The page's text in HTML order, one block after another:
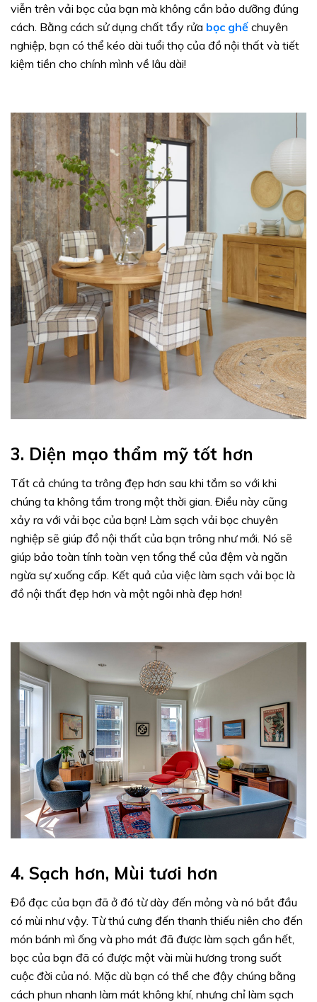
viễn trên vải bọc của bạn mà không cần bảo dưỡng đúng
cách. Bằng cách sử dụng chất tẩy rửa bọc ghế chuyên
nghiệp, bạn có thể kéo dài tuổi thọ của đồ nội thất và tiết
kiệm tiền cho chính mình về lâu dài!
3. Diện mạo thẩm mỹ tốt hơn
Tất cả chúng ta trông đẹp hơn sau khi tắm so với khi
chúng ta không tắm trong một thời gian. Điều này cũng
xảy ra với vải bọc của bạn! Làm sạch vải bọc chuyên
nghiệp sẽ giúp đồ nội thất của bạn trông như mới. Nó sẽ
giúp bảo toàn tính toàn vẹn tổng thể của đệm và ngăn
ngừa sự xuống cấp. Kết quả của việc làm sạch vải bọc là
đồ nội thất đẹp hơn và một ngôi nhà đẹp hơn!
4. Sạch hơn, Mùi tươi hơn
Đồ đạc của bạn đã ở đó từ dày đến mỏng và nó bắt đầu
có mùi như vậy. Từ thú cưng đến thanh thiếu niên cho đến
món bánh mì ống và pho mát đã được làm sạch gần hết,
bọc của bạn đã có được một vài mùi hương trong suốt
cuộc đời của nó. Mặc dù bạn có thể che đậy chúng bằng
cách phun nhanh làm mát không khí, nhưng chỉ làm sạch